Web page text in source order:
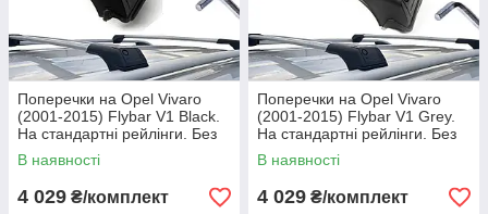
Поперечки на Opel Vivaro
(2001-2015) Flybar V1 Black.
На стандартні рейлінги. Без
замка. Чорні
В наявності
4 029 ₴/комплект
Поперечки на Opel Vivaro
(2001-2015) Flybar V1 Grey.
На стандартні рейлінги. Без
замка. Сірі
В наявності
4 029 ₴/комплект